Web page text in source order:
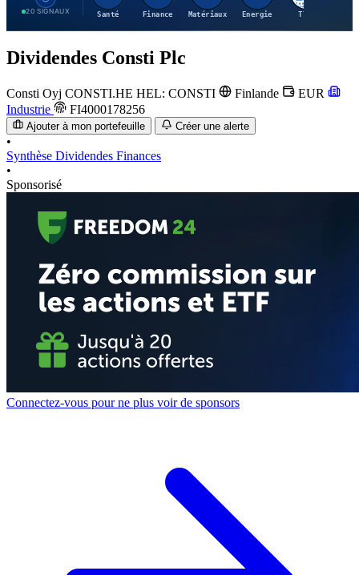
20 SIGNAUX Santé Finance Matériaux Energie TTWO
Dividendes Consti Plc
Consti Oyj CONSTI.HE HEL: CONSTI Finlande
EUR
Industrie
FI4000178256
Ajouter à mon portefeuille Créer une alerte
•
Synthèse Dividendes Finances
•
Sponsorisé
Connectez-vous pour ne plus voir de sponsors